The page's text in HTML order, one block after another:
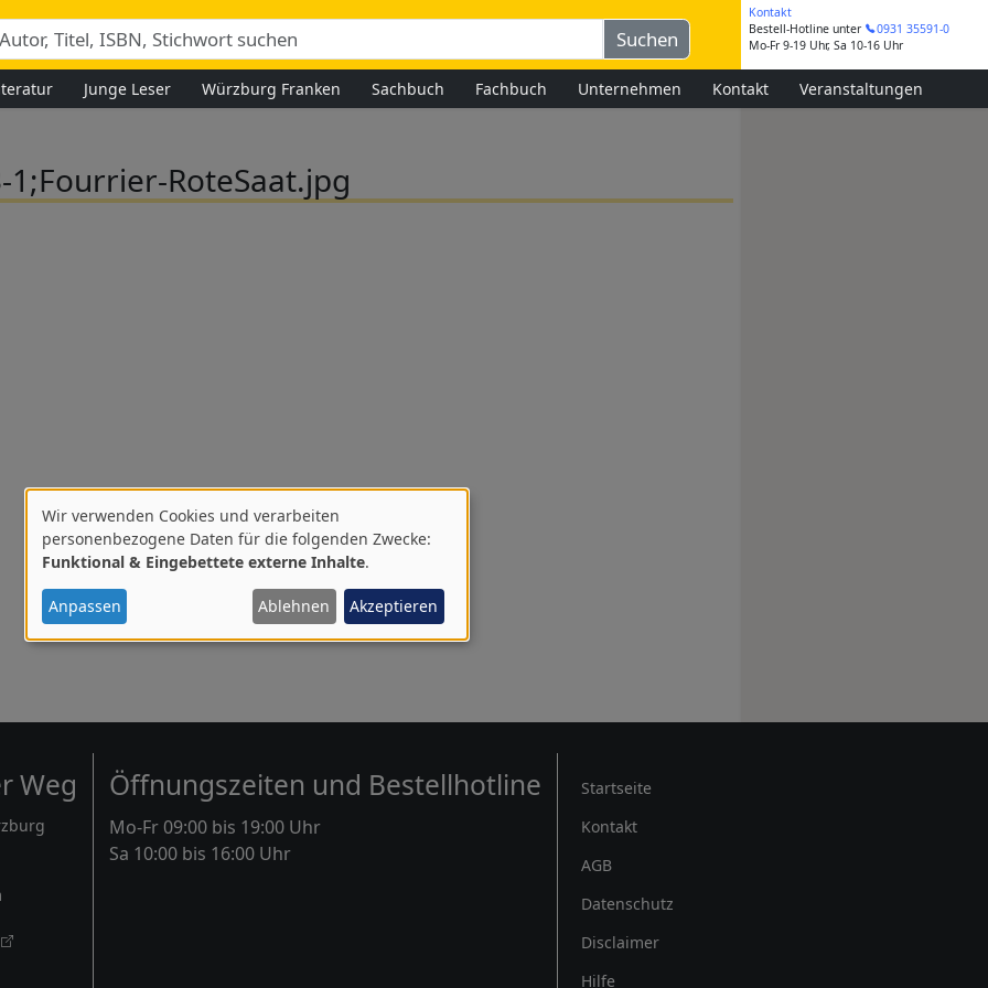
Kontakt
Bestell-Hotline unter
0931 35591-0
Mo-Fr 9-19 Uhr, Sa 10-16 Uhr
Junge Leser Würzburg Franken Sachbuch Fachbuch Unternehmen Kontakt Veranstaltungen
1;Fourrier-RoteSaat.jpg
Weg Öffnungszeiten und Bestellhotline
Mo-Fr 09:00 bis 19:00 Uhr
Sa 10:00 bis 16:00 Uhr
Rechtliches
Startseite
Kontakt
AGB
Datenschutz
Disclaimer
Hilfe
Verwendung
von
personenbezogenen
Daten
Wir verwenden Cookies und verarbeiten
personenbezogene Daten für die folgenden Zwecke:
Funktional & Eingebettete externe Inhalte.
Anpassen Ablehnen Akzeptieren